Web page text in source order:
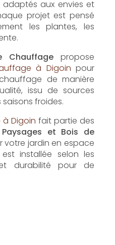
propose un
Digoinpour maintenir
état toute l'année.
la taille, la tonte
un jardin toujours
de jardin à Digoin,AL
conçoit des
aux envies et
projet est pensé
les plantes, les
propose
à Digoin